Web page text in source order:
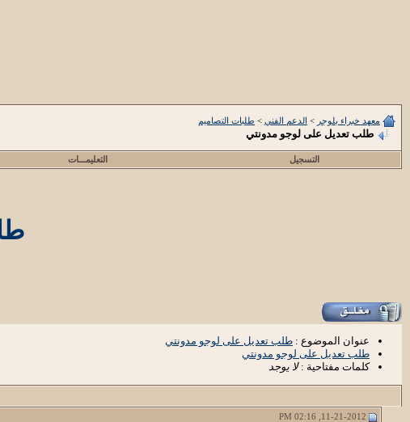
معهد خبراء بلوجر > الدعم الفني > طلبات التصاميم
طلب تعديل على لوجو مدونتي
التسجيل التعليمـــات
عنوان الموضوع : طلب تعديل على لوجو مدونتي
طلب تعديل على لوجو مدونتي
كلمات مفتاحية :لا يوجد